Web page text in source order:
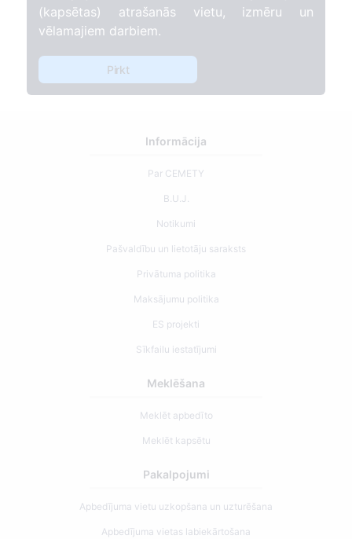
(kapsētas) atrašanās vietu, izmēru un
vēlamajiem darbiem.
Pirkt
Informācija
Par CEMETY
B.U.J.
Notikumi
Pašvaldību un lietotāju saraksts
Privātuma politika
Maksājumu politika
ES projekti
Sīkfailu iestatījumi
Meklēšana
Meklēt apbedīto
Meklēt kapsētu
Pakalpojumi
Apbedījuma vietu uzkopšana un uzturēšana
Apbedījuma vietas labiekārtošana